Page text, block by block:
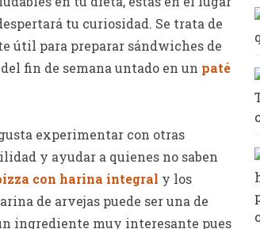
tu curiosidad. Se trata de
útil para preparar sándwiches de
fin de semana untado en un paté
experimentar con otras
y ayudar a quienes no saben
con harina integral y los
de arvejas puede ser una de
ingrediente muy interesante pues